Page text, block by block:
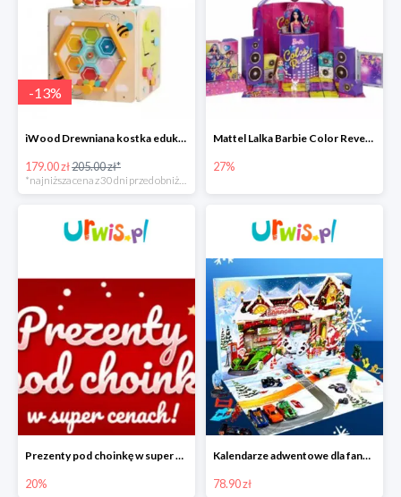
-13%
iWood Drewniana kostka edukacyjna przeplatanka Pszczółka
179.00 zł205.00 zł*
*najniższa cena z 30 dni przed obniżką
Mattel Lalka Barbie Color Reveal Impreza Duży zestaw -27%
27%
Prezenty pod choinkę w super cenach
20%
Kalendarze adwentowe dla fanów samochodzików w Urwis.pl od 78,90zł
78.90 zł